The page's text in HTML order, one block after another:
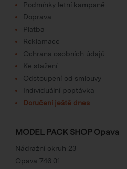
Podmínky letní kampaně
Doprava
Platba
Reklamace
Ochrana osobních údajů
Ke stažení
Odstoupení od smlouvy
Individuální poptávka
Doručení ještě dnes
MODEL PACK SHOP Opava
Nádražní okruh 23
Opava 746 01